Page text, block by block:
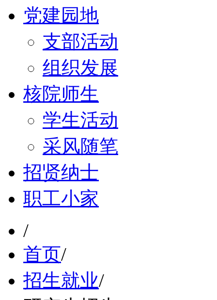
党建园地
支部活动
组织发展
核院师生
学生活动
采风随笔
招贤纳士
职工小家
/
首页/
招生就业/